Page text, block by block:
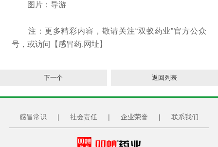
图片：导游
注：更多精彩内容，敬请关注“双蚁药业”官方公众
号，或访问【感冒药.网址】
下一个 返回列表
感冒常识 | 社会责任 | 企业荣誉 | 联系我们